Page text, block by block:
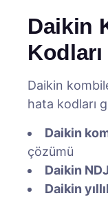
Daikin
Daikin
hata kodları
Daikin
çözümü
Daikin
Daikin